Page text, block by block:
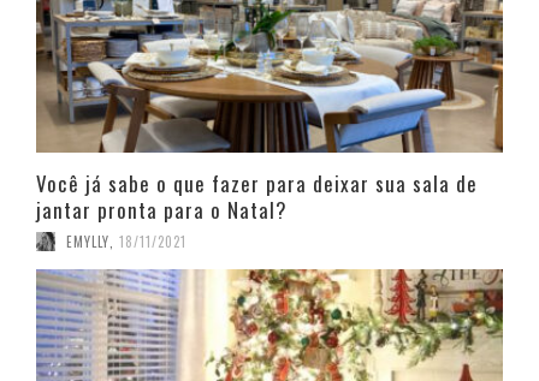
Você já sabe o que fazer para deixar sua sala de
jantar pronta para o Natal?
EMYLLY 18/11/2021